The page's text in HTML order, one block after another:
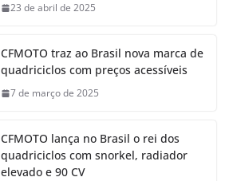
23 de abril de 2025
CFMOTO traz ao Brasil nova marca de
quadriciclos com preços acessíveis
7 de março de 2025
CFMOTO lança no Brasil o rei dos
quadriciclos com snorkel, radiador
elevado e 90 CV